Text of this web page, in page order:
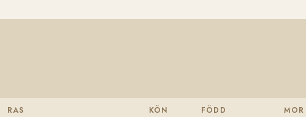
RAS KÖN FÖDD MOR